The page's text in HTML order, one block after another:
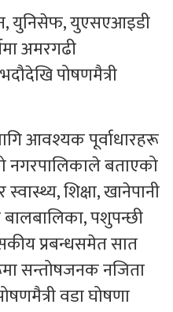
युनिसेफ, युएसएआइडी
अमरगढी
पोषणमैत्री
आवश्यक पूर्वाधारहरू
नगरपालिकाले बताएको
शिक्षा, खानेपानी
पशुपन्छी
प्रबन्धसमेत सात
सन्तोषजनक नजिता
वडा घोषणा